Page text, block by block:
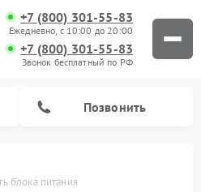
+7 (800) 301-55-83
Ежедневно, с 10:00 до 20:00
+7 (800) 301-55-83
Звонок бесплатный по РФ
Позвонить
блока питания